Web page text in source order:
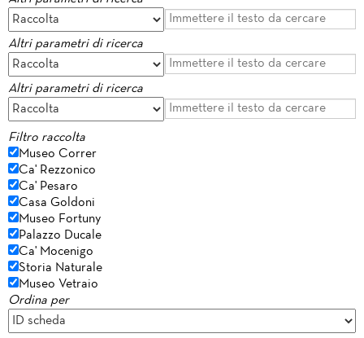
Altri parametri di ricerca
Altri parametri di ricerca
Filtro raccolta
Museo Correr
Ca' Rezzonico
Ca' Pesaro
Casa Goldoni
Museo Fortuny
Palazzo Ducale
Ca' Mocenigo
Storia Naturale
Museo Vetraio
Ordina per